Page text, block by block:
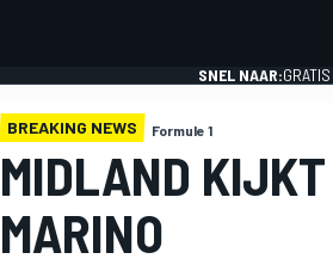
SNEL NAAR:
BREAKING NEWS Formule 1
MIDLAND
MARINO